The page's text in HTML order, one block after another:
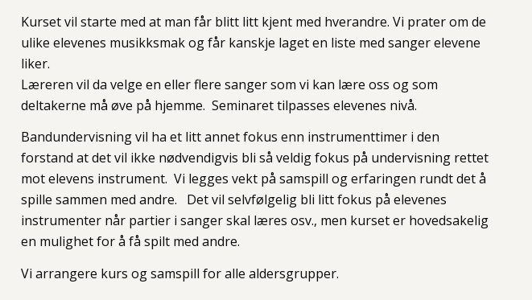
Kurset vil starte med at man får blitt litt kjent med hverandre. Vi prater om de
ulike elevenes musikksmak og får kanskje laget en liste med sanger elevene
liker.
Læreren vil da velge en eller flere sanger som vi kan lære oss og som
deltakerne må øve på hjemme. Seminaret tilpasses elevenes nivå.
Bandundervisning vil ha et litt annet fokus enn instrumenttimer i den
forstand at det vil ikke nødvendigvis bli så veldig fokus på undervisning rettet
mot elevens instrument. Vi legges vekt på samspill og erfaringen rundt det å
spille sammen med andre. Det vil selvfølgelig bli litt fokus på elevenes
instrumenter når partier i sanger skal læres osv., men kurset er hovedsakelig
en mulighet for å få spilt med andre.
Vi arrangere kurs og samspill for alle aldersgrupper.